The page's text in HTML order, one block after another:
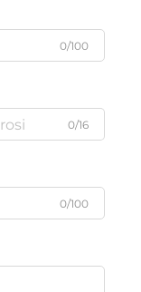
0/100
0/16
0/100